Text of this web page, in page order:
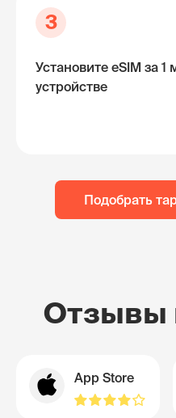
3
Установите eSIM за 1
устройстве
Подобрать
Отзывы
App Store